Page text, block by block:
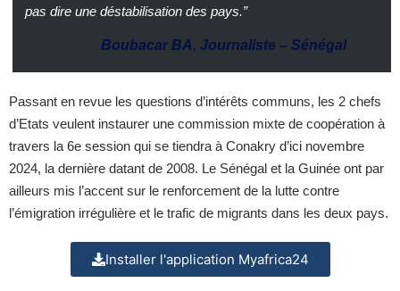
pas dire une déstabilisation des pays.”
Boubacar BA, Journaliste – Sénégal
Passant en revue les questions d’intérêts communs, les 2 chefs
d’Etats veulent instaurer une commission mixte de coopération à
travers la 6e session qui se tiendra à Conakry d’ici novembre
2024, la dernière datant de 2008. Le Sénégal et la Guinée ont par
ailleurs mis l’accent sur le renforcement de la lutte contre
l’émigration irrégulière et le trafic de migrants dans les deux pays.
Installer l'application Myafrica24